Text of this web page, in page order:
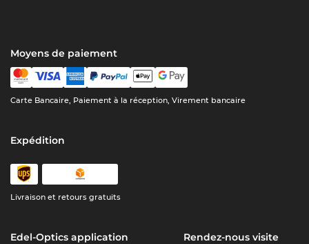
Moyens de paiement
Carte Bancaire, Paiement à la réception, Virement bancaire
Expédition
Livraison et retours gratuits
Edel-Optics application Rendez-nous visite